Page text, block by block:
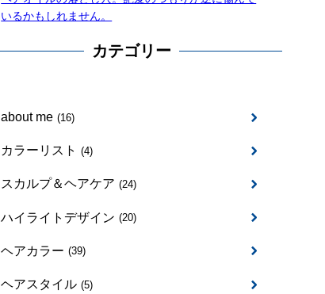
いるかもしれません。
カテゴリー
about me (16)
カラーリスト (4)
スカルプ＆ヘアケア (24)
ハイライトデザイン (20)
ヘアカラー (39)
ヘアスタイル (5)